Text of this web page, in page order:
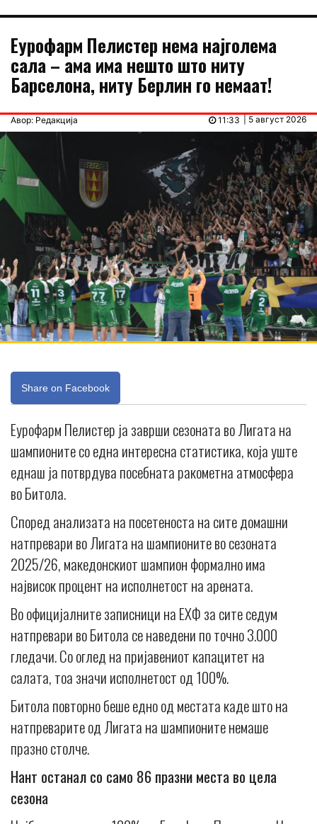
Еурофарм Пелистер нема најголема
сала – ама има нешто што ниту
Барселона, ниту Берлин го немаат!
Авор: Редакција | 5 август 2026
11:33
Share on Facebook
Еурофарм Пелистер ја заврши сезоната во Лигата на
шампионите со една интересна статистика, која уште
еднаш ја потврдува посебната ракометна атмосфера
во Битола.
Според анализата на посетеноста на сите домашни
натпревари во Лигата на шампионите во сезоната
2025/26, македонскиот шампион формално има
највисок процент на исполнетост на арената.
Во официјалните записници на ЕХФ за сите седум
натпревари во Битола се наведени по точно 3.000
гледачи. Со оглед на пријавениот капацитет на
салата, тоа значи исполнетост од 100%.
Битола повторно беше едно од местата каде што на
натпреварите од Лигата на шампионите немаше
празно столче.
Нант останал со само 86 празни места во цела
сезона